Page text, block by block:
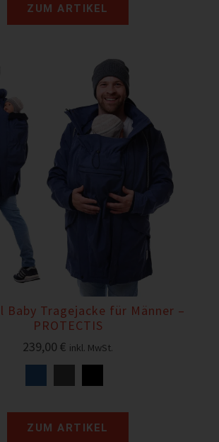
ZUM ARTIKEL
Baby Tragejacke für Männer –
PROTECTIS
239,00 € inkl. MwSt.
ZUM ARTIKEL